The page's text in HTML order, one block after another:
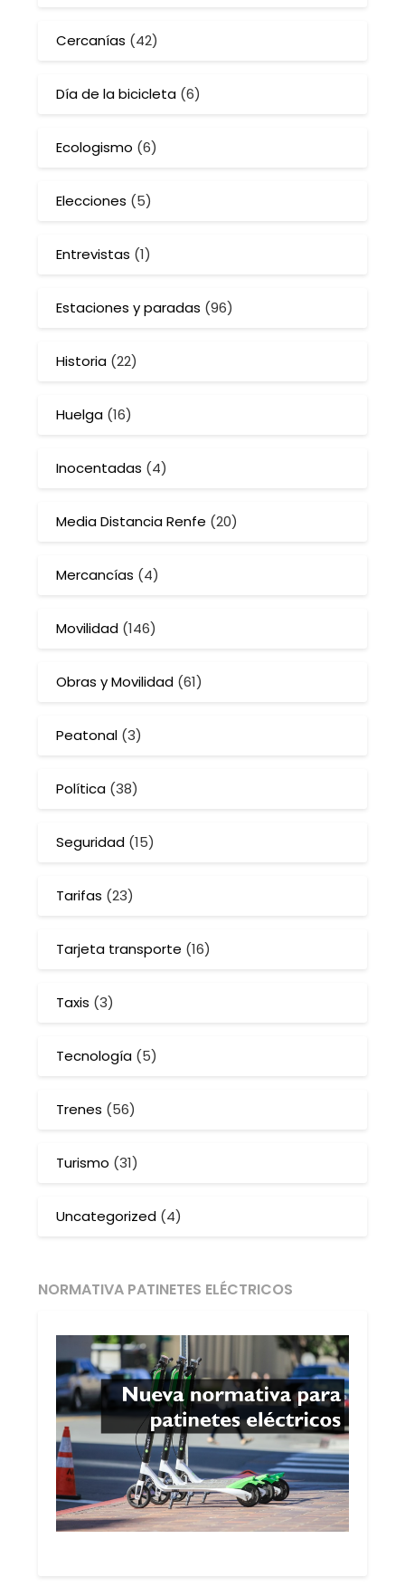
Cercanías (42)
Día de la bicicleta (6)
Ecologismo (6)
Elecciones (5)
Entrevistas (1)
Estaciones y paradas (96)
Historia (22)
Huelga (16)
Inocentadas (4)
Media Distancia Renfe (20)
Mercancías (4)
Movilidad (146)
Obras y Movilidad (61)
Peatonal (3)
Política (38)
Seguridad (15)
Tarifas (23)
Tarjeta transporte (16)
Taxis (3)
Tecnología (5)
Trenes (56)
Turismo (31)
Uncategorized (4)
NORMATIVA PATINETES ELÉCTRICOS